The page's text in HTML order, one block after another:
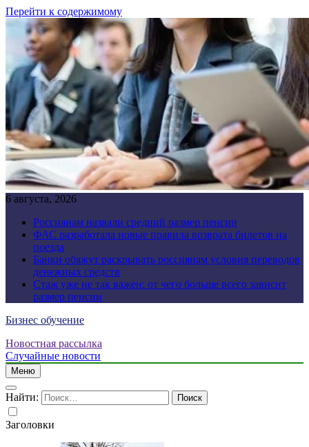
Перейти к содержимому
6 августа, 2026
Россиянам назвали средний размер пенсии
ФАС разработала новые правила возврата билетов на
поезда
Банки обяжут раскрывать россиянам условия переводов
денежных средств
Стаж уже не так важен: от чего больше всего зависит
размер пенсии
Бизнес обучение
Новостная рассылка
Случайные новости
Меню
Найти:
Заголовки